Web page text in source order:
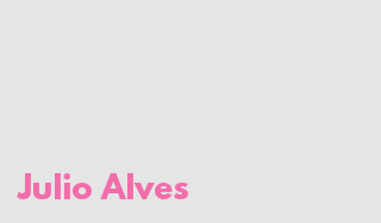
Julio Alves